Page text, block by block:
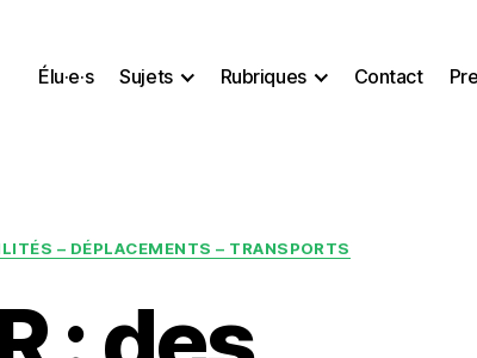
Élu·e·s Sujets Rubriques Contact
– DÉPLACEMENTS – TRANSPORTS